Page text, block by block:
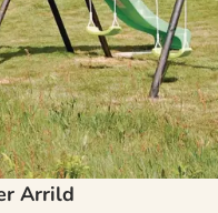
Arrild